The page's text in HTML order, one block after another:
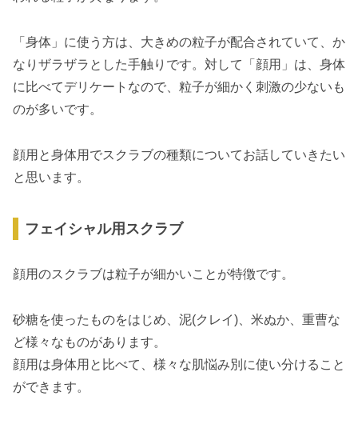
「身体」に使う方は、大きめの粒子が配合されていて、か
なりザラザラとした手触りです。対して「顔用」は、身体
に比べてデリケートなので、粒子が細かく刺激の少ないも
のが多いです。
顔用と身体用でスクラブの種類についてお話していきたい
と思います。
フェイシャル用スクラブ
顔用のスクラブは粒子が細かいことが特徴です。
砂糖を使ったものをはじめ、泥(クレイ)、米ぬか、重曹な
ど様々なものがあります。
顔用は身体用と比べて、様々な肌悩み別に使い分けること
ができます。